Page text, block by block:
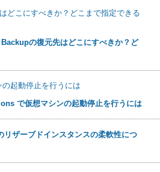
の復元先はどこにすべきか？ど
で仮想マシンの起動停止を行うには
リザーブドインスタンスの柔軟性につ